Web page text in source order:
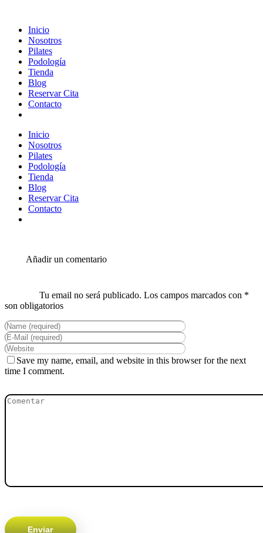
Inicio
Nosotros
Pilates
Podología
Tienda
Blog
Reservar Cita
Contacto
Inicio
Nosotros
Pilates
Podología
Tienda
Blog
Reservar Cita
Contacto
Save my name, email, and website in this browser for the next
time I comment.